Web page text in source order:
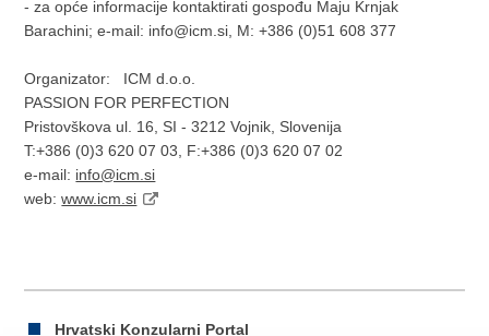
- za opće informacije kontaktirati gospođu Maju Krnjak
Barachini; e-mail: info@icm.si, M: +386 (0)51 608 377
Organizator: ICM d.o.o.
PASSION FOR PERFECTION
Pristovškova ul. 16, SI - 3212 Vojnik, Slovenija
T:+386 (0)3 620 07 03, F:+386 (0)3 620 07 02
e-mail: info@icm.si
web:www.icm.si
Hrvatski Konzularni Portal